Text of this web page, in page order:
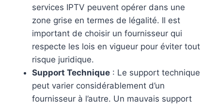
services IPTV peuvent opérer dans une
zone grise en termes de légalité. Il est
important de choisir un fournisseur qui
respecte les lois en vigueur pour éviter tout
risque juridique.
Support Technique : Le support technique
peut varier considérablement d’un
fournisseur à l’autre. Un mauvais support